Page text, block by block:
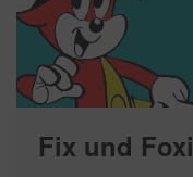
Fix und Foxi